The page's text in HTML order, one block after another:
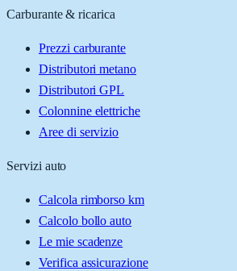
Carburante & ricarica
Prezzi carburante
Distributori metano
Distributori GPL
Colonnine elettriche
Aree di servizio
Servizi auto
Calcola rimborso km
Calcolo bollo auto
Le mie scadenze
Verifica assicurazione